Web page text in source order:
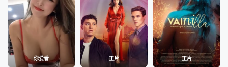
你爱看 正片 正片